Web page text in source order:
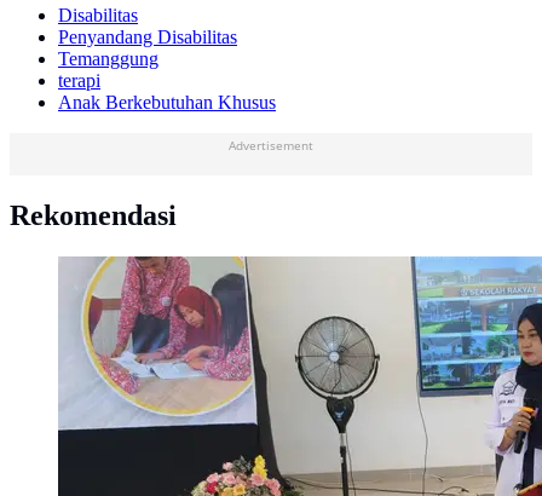
Disabilitas
Penyandang Disabilitas
Temanggung
terapi
Anak Berkebutuhan Khusus
Advertisement
Rekomendasi